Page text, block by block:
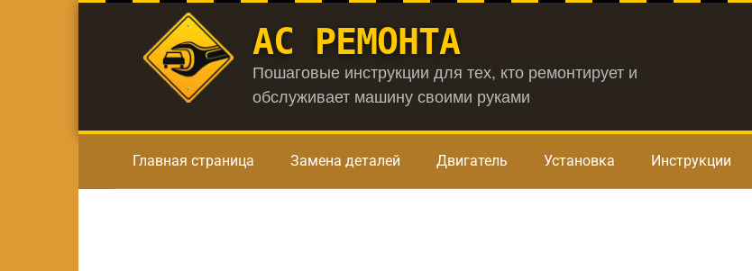
АС РЕМОНТА
Пошаговые инструкции для тех, кто ремонтирует и
обслуживает машину своими руками
Главная страница Замена деталей Двигатель Установка Инструкции